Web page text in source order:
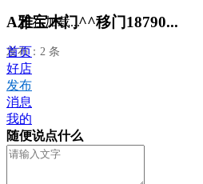
A雅宝木门^^移门18790...
发布：2 条
正在加载...
首页
好店
发布
消息
我的
随便说点什么